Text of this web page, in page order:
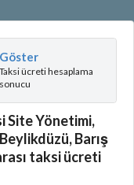
Göster
Taksi ücreti hesaplama
sonucu
Site Yönetimi,
Barış
taksi ücreti